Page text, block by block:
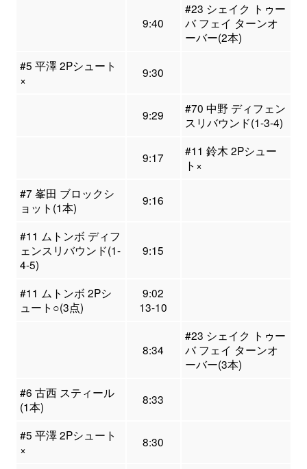
9:40
#23 シェイク トゥー
バ フェイ ターンオ
ーバー(2本)
#5 平澤 2Pシュート
×
9:30
9:29
#70 中野 ディフェン
スリバウンド(1-3-4)
9:17
#11 鈴木 2Pシュー
ト×
#7 峯田 ブロックシ
ョット(1本)
9:16
#11 ムトンボ ディフ
ェンスリバウンド(1-
4-5)
9:15
#11 ムトンボ 2Pシ
ュート○(3点)
9:02
13-10
8:34
#23 シェイク トゥー
バ フェイ ターンオ
ーバー(3本)
#6 古西 スティール
(1本)
8:33
#5 平澤 2Pシュート
×
8:30